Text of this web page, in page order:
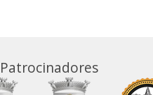
Patrocinadores